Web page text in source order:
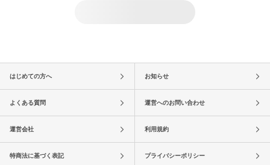
はじめての方へ お知らせ
よくある質問 運営へのお問い合わせ
運営会社 利用規約
特商法に基づく表記 プライバシーポリシー